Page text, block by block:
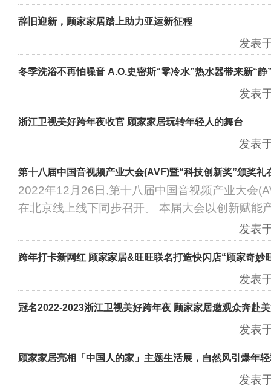
辞旧迎新，顾家家居踏上助力亚运新征程
发表
冬季洗浴不再怕噪音 A.O.史密斯“零冷水”热水器带来新“静
发表
浙江卫视美好跨年夜收官 顾家家居玩转年轻人的舞台
发表
第十八届中国音视频产业大会(AVF)暨“科技创新奖”颁奖礼
2022年12月26日,第十八届中国音视频产业大会
在北京线上线下同步召开。 本届大会以创新赋能
发表
跨年打卡新网红 顾家家居&旺旺联名打造快闪店“顾家奇妙
发表
冠名2022-2023浙江卫视美好跨年夜 顾家家居邀观众奔赴
发表
顾家家居亮相「中国人的家」主题生活展，自然风引爆年
发表